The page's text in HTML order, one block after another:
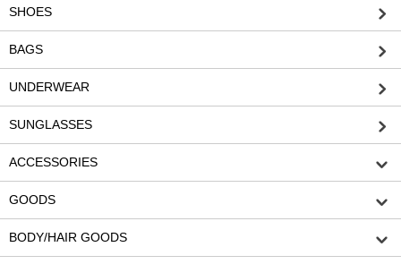
SHOES
BAGS
UNDERWEAR
SUNGLASSES
ACCESSORIES
GOODS
BODY/HAIR GOODS